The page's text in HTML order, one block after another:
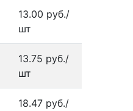
13.00 руб./
шт
13.75 руб./
шт
18.47 руб./